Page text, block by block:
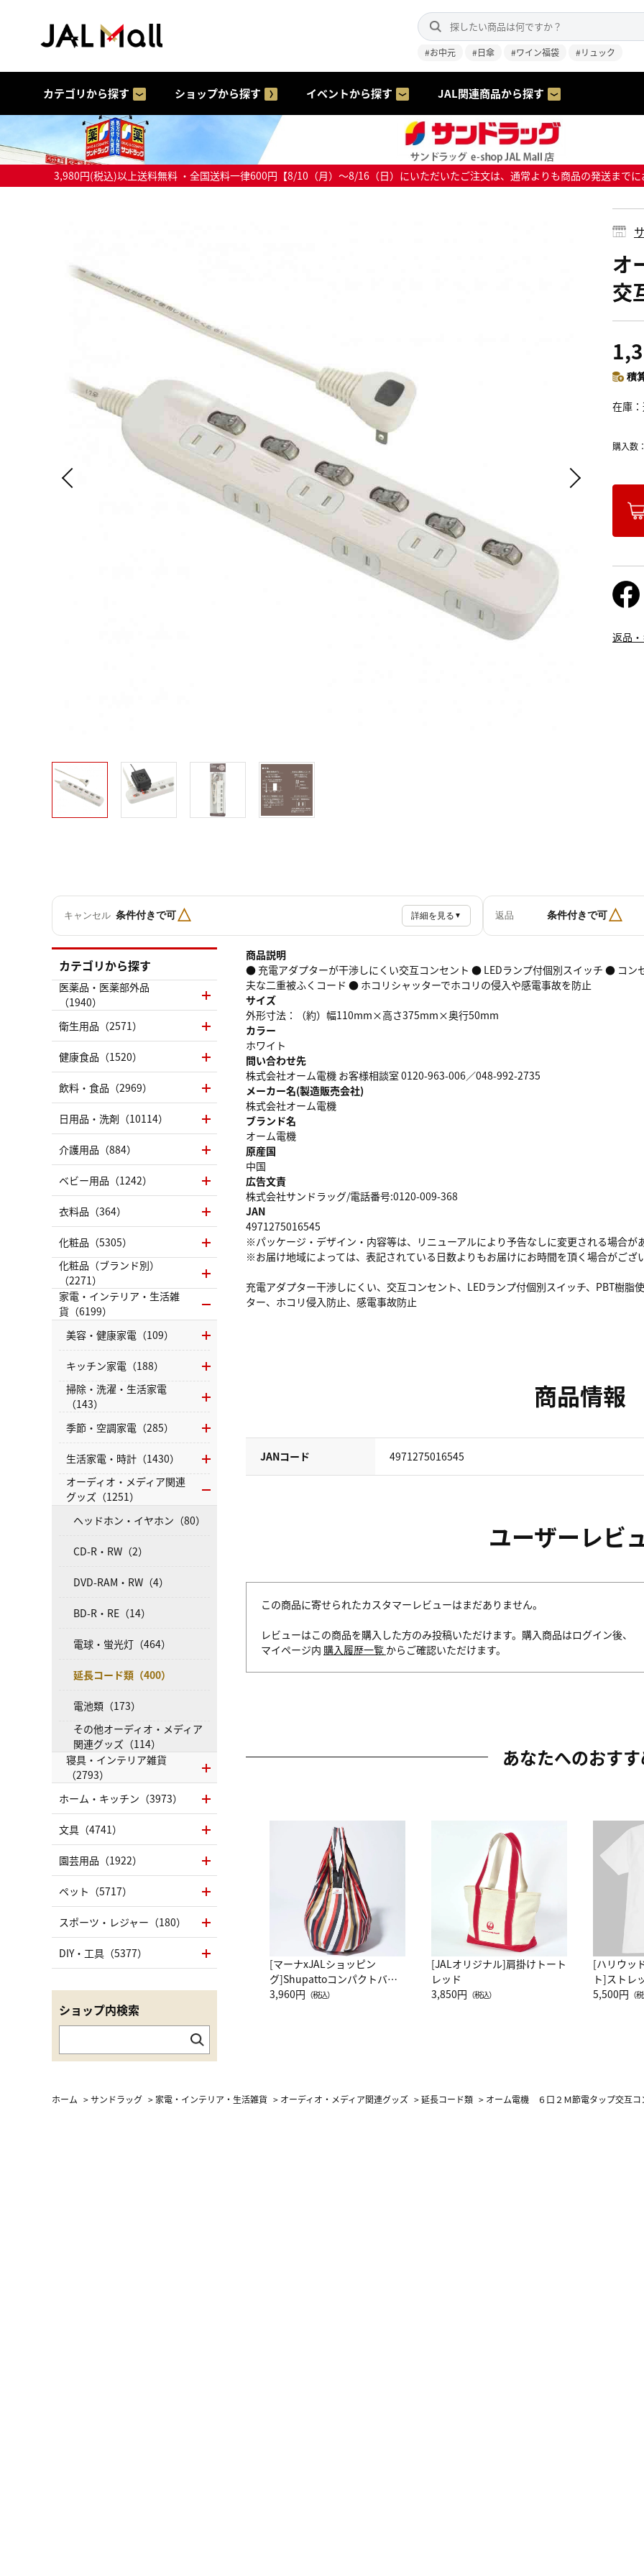
#お中元 #日傘 #ワイン福袋 #リュック
カテゴリから探す ショップから探す イベントから探す JAL関連商品から探す
3,980円(税込)以上送料無料 ・全国送料一律600円【8/10（月）～8/16（日）にいただいたご注文は、通常よりも商品の発送まで
オ
交
積
在庫
購入数
返品
キャンセル 条件付きで可△ 詳細を見る ▼ 返品 条件付きで可△
商品説明
● 充電アダプターが干渉しにくい交互コンセント ● LEDランプ付個別スイッチ ● コン
夫な二重被ふくコード ● ホコリシャッターでホコリの侵入や感電事故を防止
サイズ
外形寸法：（約）幅110mm×高さ375mm×奥行50mm
カラー
ホワイト
問い合わせ先
株式会社オーム電機 お客様相談室 0120-963-006／048-992-2735
メーカー名(製造販売会社)
株式会社オーム電機
ブランド名
オーム電機
原産国
中国
広告文責
株式会社サンドラッグ/電話番号:0120-009-368
JAN
4971275016545
※パッケージ・デザイン・内容等は、リニューアルにより予告なしに変更される場合が
※お届け地域によっては、表記されている日数よりもお届けにお時間を頂く場合がござ
充電アダプター干渉しにくい、交互コンセント、LEDランプ付個別スイッチ、PBT樹
ター、ホコリ侵入防止、感電事故防止
商品情報
JANコード 4971275016545
ユーザーレビ
この商品に寄せられたカスタマーレビューはまだありません。
レビューはこの商品を購入した方のみ投稿いただけます。購入商品はログイン後、
マイページ内 購入履歴一覧 からご確認いただけます。
あなたへのおす
[マーナxJALショッピン
グ]Shupattoコンパクトバッ
グ Drop JAL客室乗務員
3,960円 （税込）
[JALオリジナル]肩掛けトート
レッド
3,850円 （税込）
[ハリウッ
ト]ストレ
ーネック
5,500円 （
カテゴリから探す
医薬品・医薬部外品
（1940）
衛生用品（2571）
健康食品（1520）
飲料・食品（2969）
日用品・洗剤（10114）
介護用品（884）
ベビー用品（1242）
衣料品（364）
化粧品（5305）
化粧品（ブランド別）
（2271）
家電・インテリア・生活雑
貨（6199）
美容・健康家電（109）
キッチン家電（188）
掃除・洗濯・生活家電
（143）
季節・空調家電（285）
生活家電・時計（1430）
オーディオ・メディア関連
グッズ（1251）
ヘッドホン・イヤホン（80）
CD-R・RW（2）
DVD-RAM・RW（4）
BD-R・RE（14）
電球・蛍光灯（464）
延長コード類（400）
電池類（173）
その他オーディオ・メディア
関連グッズ（114）
寝具・インテリア雑貨
（2793）
ホーム・キッチン（3973）
文具（4741）
園芸用品（1922）
ペット（5717）
スポーツ・レジャー（180）
DIY・工具（5377）
ショップ内検索
ホーム >サンドラッグ > 家電・インテリア・生活雑貨 > オーディオ・メディア関連グッズ >延長コード類 > オーム電機 ６口２Ｍ節電タップ交互コ